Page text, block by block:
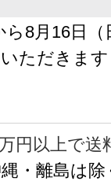
ら8月16日
ただきます
円以上で送
縄・離島は